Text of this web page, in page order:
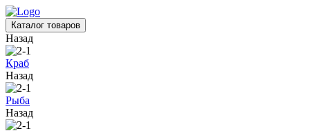
Каталог товаров
Назад
Краб
Назад
Рыба
Назад